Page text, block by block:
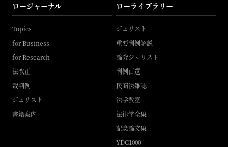
ロージャーナル
Topics
for Business
for Research
法改正
裁判例
ジュリスト
書籍案内
ローライブラリー
ジュリスト
重要判例解説
論究ジュリスト
判例百選
民商法雑誌
法学教室
法律学全集
記念論文集
YDC1000